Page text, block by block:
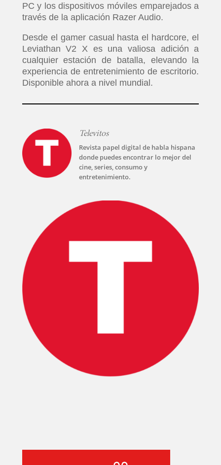
PC y los dispositivos móviles emparejados a
través de la aplicación Razer Audio.
Desde el gamer casual hasta el hardcore, el
Leviathan V2 X es una valiosa adición a
cualquier estación de batalla, elevando la
experiencia de entretenimiento de escritorio.
Disponible ahora a nivel mundial.
Televitos
Revista papel digital de habla hispana
donde puedes encontrar lo mejor del
cine, series, consumo y
entretenimiento.